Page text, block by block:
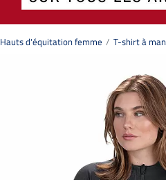
Hauts d'équitation femme T-shirt à